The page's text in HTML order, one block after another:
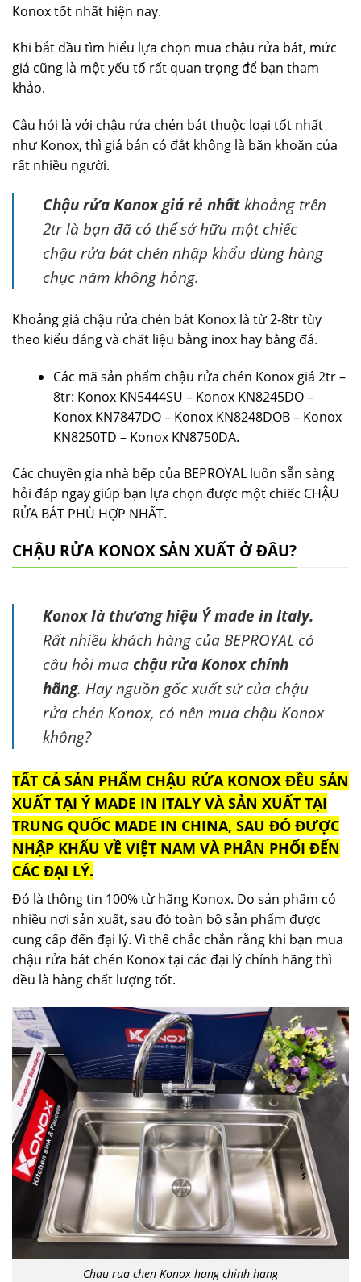
Konox tốt nhất hiện nay.
Khi bắt đầu tìm hiểu lựa chọn mua chậu rửa bát, mức
giá cũng là một yếu tố rất quan trọng để bạn tham
khảo.
Câu hỏi là với chậu rửa chén bát thuộc loại tốt nhất
như Konox, thì giá bán có đắt không là băn khoăn của
rất nhiều người.
Chậu rửa Konox giá rẻ nhấtkhoảng trên
2tr là bạn đã có thể sở hữu một chiếc
chậu rửa bát chén nhập khẩu dùng hàng
chục năm không hỏng.
Khoảng giá chậu rửa chén bát Konox là từ 2-8tr tùy
theo kiểu dáng và chất liệu bằng inox hay bằng đá.
Các mã sản phẩm chậu rửa chén Konox giá 2tr –
8tr: Konox KN5444SU – Konox KN8245DO –
Konox KN7847DO – Konox KN8248DOB – Konox
KN8250TD – Konox KN8750DA.
Các chuyên gia nhà bếp của BEPROYAL luôn sẵn sàng
hỏi đáp ngay giúp bạn lựa chọn được một chiếc CHẬU
RỬA BÁT PHÙ HỢP NHẤT.
CHẬU RỬA KONOX SẢN XUẤT Ở ĐÂU?
Konox là thương hiệu Ý made in Italy.
Rất nhiều khách hàng của BEPROYAL có
câu hỏi muachậu rửa Konox chính
hãng. Hay nguồn gốc xuất sứ của chậu
rửa chén Konox, có nên mua chậu Konox
không?
TẤT CẢ SẢN PHẨM CHẬU RỬA KONOX ĐỀU SẢN
XUẤT TẠI Ý MADE IN ITALY VÀ SẢN XUẤT TẠI
TRUNG QUỐC MADE IN CHINA, SAU ĐÓ ĐƯỢC
NHẬP KHẨU VỀ VIỆT NAM VÀ PHÂN PHỐI ĐẾN
CÁC ĐẠI LÝ.
Đó là thông tin 100% từ hãng Konox. Do sản phẩm có
nhiều nơi sản xuất, sau đó toàn bộ sản phẩm được
cung cấp đến đại lý. Vì thế chắc chắn rằng khi bạn mua
chậu rửa bát chén Konox tại các đại lý chính hãng thì
đều là hàng chất lượng tốt.
Chau rua chen Konox hang chinh hang